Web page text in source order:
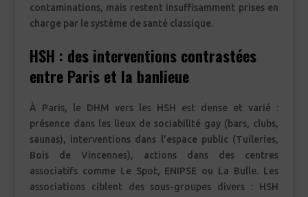
contaminations, mais restent insuffisamment prises en
charge par le système de santé classique.
HSH : des interventions contrastées
entre Paris et la banlieue
À Paris, le DHM vers les HSH est dense et varié :
présence dans les lieux de sociabilité gay (bars, clubs,
saunas), interventions dans l’espace public (Tuileries,
Bois de Vincennes), actions dans des centres
associatifs comme Le Spot, ENIPSE ou La Bulle. Les
associations ciblent des sous-groupes divers : HSH